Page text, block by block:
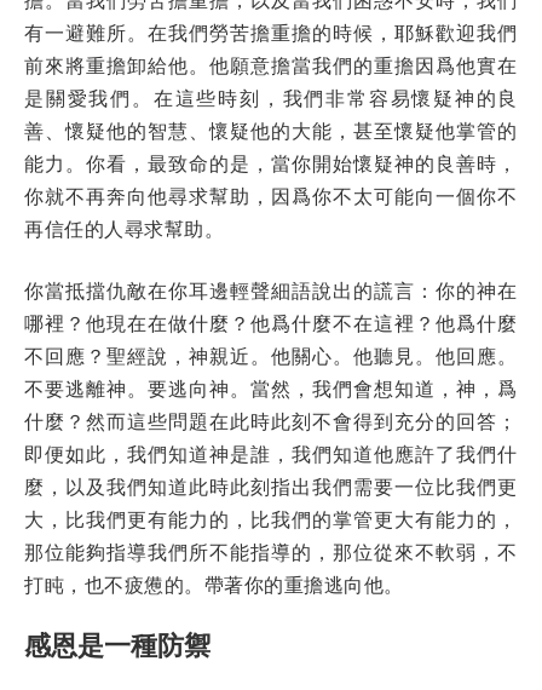
有一避難所。在我們勞苦擔重擔的時候，耶穌歡迎我們
前來將重擔卸給他。他願意擔當我們的重擔因爲他實在
是關愛我們。在這些時刻，我們非常容易懷疑神的良
善、懷疑他的智慧、懷疑他的大能，甚至懷疑他掌管的
能力。你看，最致命的是，當你開始懷疑神的良善時，
你就不再奔向他尋求幫助，因爲你不太可能向一個你不
再信任的人尋求幫助。
你當抵擋仇敵在你耳邊輕聲細語說出的謊言：你的神在
哪裡？他現在在做什麼？他爲什麼不在這裡？他爲什麼
不回應？聖經說，神親近。他關心。他聽見。他回應。
不要逃離神。要逃向神。當然，我們會想知道，神，爲
什麼？然而這些問題在此時此刻不會得到充分的回答；
即便如此，我們知道神是誰，我們知道他應許了我們什
麼，以及我們知道此時此刻指出我們需要一位比我們更
大，比我們更有能力的，比我們的掌管更大有能力的，
那位能夠指導我們所不能指導的，那位從來不軟弱，不
打盹，也不疲憊的。帶著你的重擔逃向他。
感恩是一種防禦